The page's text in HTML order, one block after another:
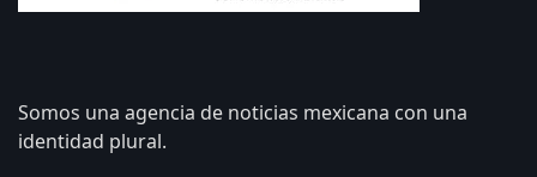
Somos una agencia de noticias mexicana con una
identidad plural.